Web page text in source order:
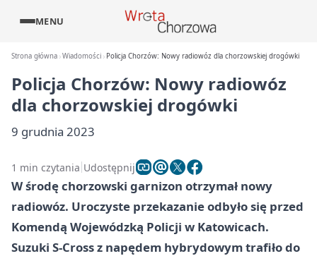
MENU
Strona główna Wiadomości Policja Chorzów: Nowy radiowóz dla chorzowskiej drogówki
Policja Chorzów: Nowy radiowóz
dla chorzowskiej drogówki
9 grudnia 2023
1 min czytania Udostępnij
W środę chorzowski garnizon otrzymał nowy
radiowóz. Uroczyste przekazanie odbyło się przed
Komendą Wojewódzką Policji w Katowicach.
Suzuki S-Cross z napędem hybrydowym trafiło do